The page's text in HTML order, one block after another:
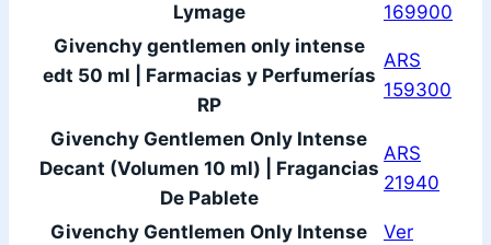
Lymage
169900
Givenchy gentlemen only intense
edt 50 ml | Farmacias y Perfumerías
RP
ARS
159300
Givenchy Gentlemen Only Intense
Decant (Volumen 10 ml) | Fragancias
De Pablete
ARS
21940
Givenchy Gentlemen Only Intense
Ver